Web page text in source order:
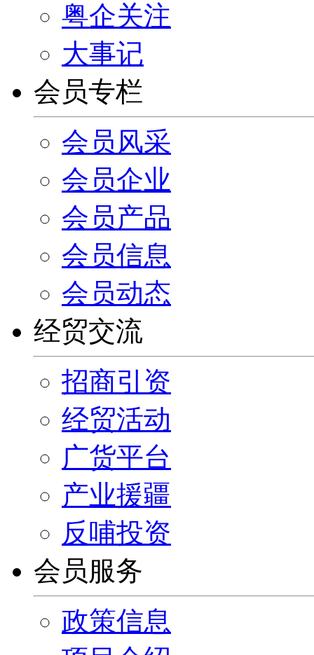
粤企关注
大事记
会员专栏
会员风采
会员企业
会员产品
会员信息
会员动态
经贸交流
招商引资
经贸活动
广货平台
产业援疆
反哺投资
会员服务
政策信息